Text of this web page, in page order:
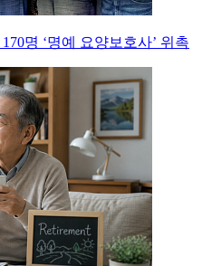
명 ‘명예 요양보호사’ 위촉